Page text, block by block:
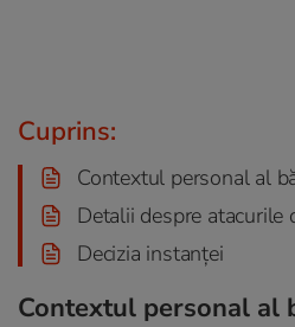
Cuprins:
Contextul personal al
Detalii despre atacurile
Decizia instanței
Contextul personal al